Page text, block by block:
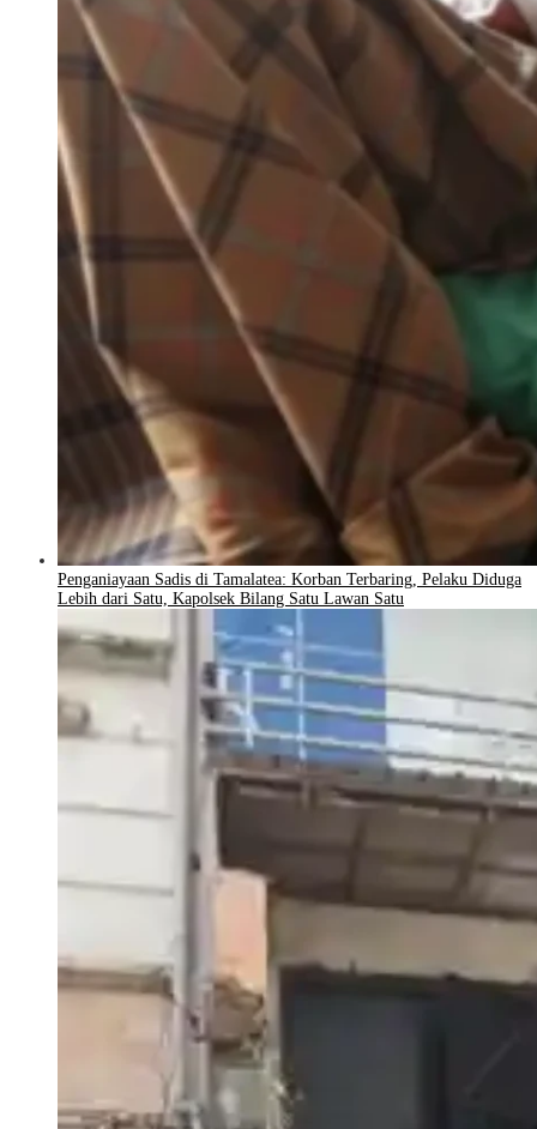
Penganiayaan Sadis di Tamalatea: Korban Terbaring, Pelaku Diduga
Lebih dari Satu, Kapolsek Bilang Satu Lawan Satu